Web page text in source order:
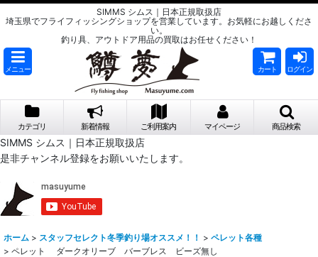
SIMMS シムス｜日本正規取扱店
埼玉県でフライフィッシングショップを営業しています。お気軽にお越しくださ
い。
釣り具、アウトドア用品の買取はお任せください！
メニュー カート ログイン
カテゴリ 新着情報 ご利用案内 マイページ 商品検索
SIMMS シムス｜日本正規取扱店
是非チャンネル登録をお願いいたします。
ホーム > スタッフセレクト冬季釣り場オススメ！！ > ペレット各種
> ペレット ダークオリーブ バーブレス ビーズ無し